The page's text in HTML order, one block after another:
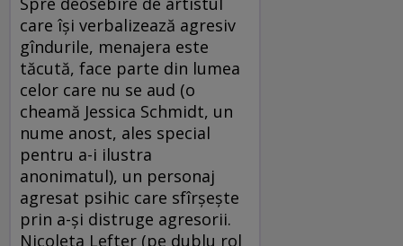
care îşi verbalizează agresiv
gîndurile, menajera este
tăcută, face parte din lumea
celor care nu se aud (o
cheamă Jessica Schmidt, un
nume anost, ales special
pentru a-i ilustra
anonimatul), un personaj
agresat psihic care sfîrşeşte
prin a-şi distruge agresorii.
Nicoleta Lefter (pe dublu rol